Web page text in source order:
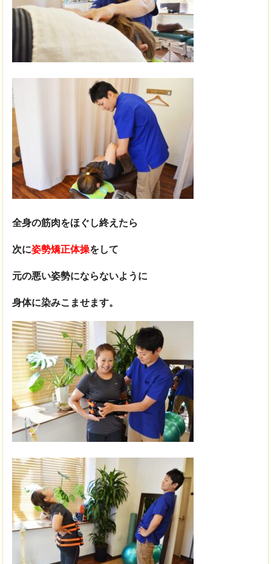
全身の筋肉をほぐし終えたら
次に姿勢矯正体操をして
元の悪い姿勢にならないように
身体に染みこませます。